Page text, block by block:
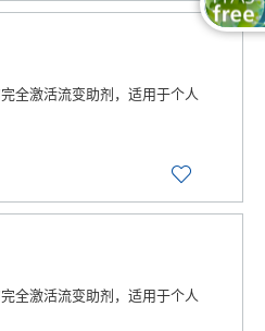
全激活流变助剂，适用于个人
全激活流变助剂，适用于个人